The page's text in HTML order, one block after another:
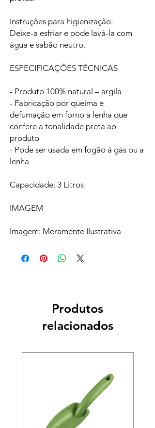
Instruções para higienização:
Deixe-a esfriar e pode lavá-la com
água e sabão neutro.
ESPECIFICAÇÕES TÉCNICAS
- Produto 100% natural – argila
- Fabricação por queima e
defumação em forno a lenha que
confere a tonalidade preta ao
produto
- Pode ser usada em fogão à gás ou a
lenha
Capacidade: 3 Litros
IMAGEM
Imagem: Meramente Ilustrativa
Produtos
relacionados